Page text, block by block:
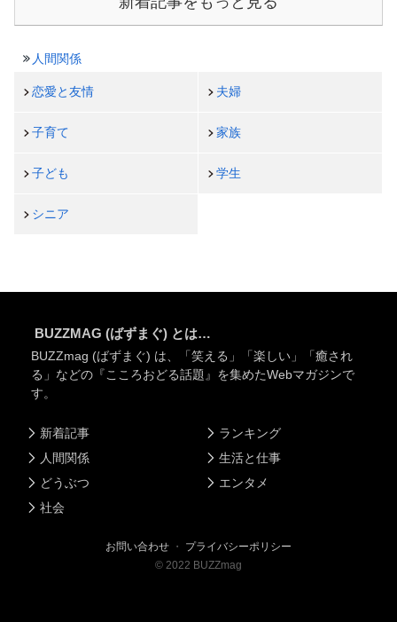
人間関係
恋愛と友情 夫婦
子育て 家族
子ども 学生
シニア
BUZZMAG (ばずまぐ) とは…
BUZZmag (ばずまぐ) は、「笑える」「楽しい」「癒され
る」などの『こころおどる話題』を集めたWebマガジンで
す。
新着記事
人間関係
どうぶつ
社会
ランキング
生活と仕事
エンタメ
お問い合わせ ・ プライバシーポリシー
© 2022 BUZZmag